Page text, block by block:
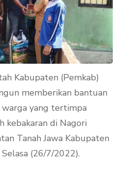
Kabupaten (Pemkab)
memberikan bantuan
warga yang tertimpa
kebakaran di Nagori
Tanah Jawa Kabupaten
(26/7/2022).